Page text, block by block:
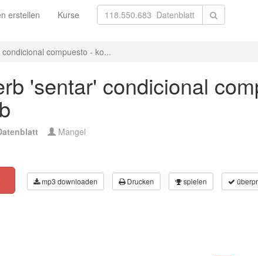
erstellen Kurse
compuesto - ko...
'sentar' condicional
Mangel
mp3 downloaden Drucken spielen